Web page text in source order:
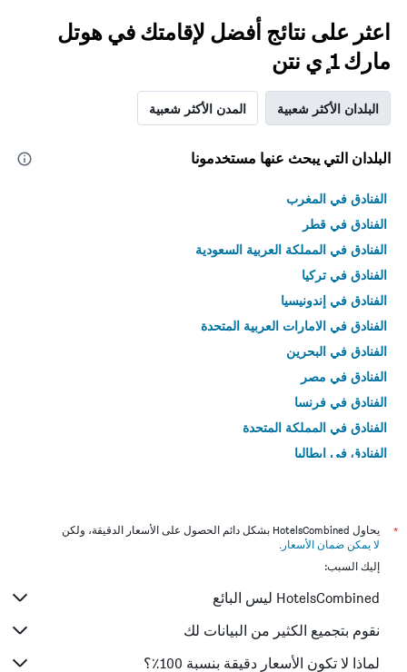
اعثر على نتائج أفضل لإقامتك في هوتل
مارك 1 ٕي نتن
البلدان الأكثر شعبية المدن الأكثر شعبية
البلدان التي يبحث عنها مستخدمونا
الفنادق في المغرب
الفنادق في قطر
الفنادق في المملكة العربية السعودية
الفنادق في تركيا
الفنادق في إندونيسيا
الفنادق في الامارات العربية المتحدة
الفنادق في البحرين
الفنادق في مصر
الفنادق في فرنسا
الفنادق في المملكة المتحدة
الفنادق في إيطاليا
*
يحاول HotelsCombined بشكل دائم الحصول على الأسعار الدقيقة، ولكن
لا يمكن ضمان الأسعار .
إليك السبب:
HotelsCombined ليس البائع
نقوم بتجميع الكثير من البيانات لك
لماذا لا تكون الأسعار دقيقة بنسبة 100٪؟